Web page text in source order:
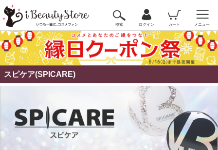
検索 ログイン カート メニュー
スピケア(SPICARE)